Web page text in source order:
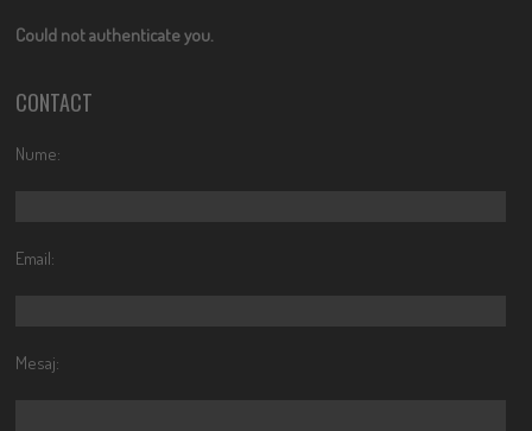
Could not authenticate you.
CONTACT
Nume:
Email:
Mesaj: